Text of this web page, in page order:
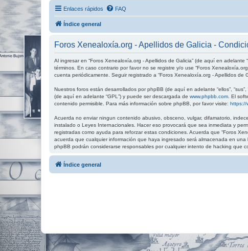
Enlaces rápidos FAQ
Índice general
Foros Xenealoxía.org - Apellidos de Galicia -
Al ingresar en “Foros Xenealoxía.org - Apellidos de Galicia” (de aquí en adelante
términos. En caso contrario por favor no se registre y/o use “Foros
cuenta periódicamente. Seguir registrado a “Foros Xenealoxía.org - Apellidos
Nuestros foros están desarrollados por phpBB (de aquí en adelante “ellos”,
(de aquí en adelante “GPL”) y puede ser descargada de www.phpbb.com . El
contenido permisible. Para más información sobre phpBB, por favor visite: https://
Acuerda no enviar ningun contenido abusivo, obsceno, vulgar, difamatorio,
instalado o Leyes Internacionales. Hacer eso provocará que sea inmediata y
registradas como ayuda para reforzar estas condiciones. Acuerda que “Foros
acuerda que cualquier información que haya ingresado será almacenada en
phpBB podrán considerarse responsables por cualquier intento de hacking que
Índice general